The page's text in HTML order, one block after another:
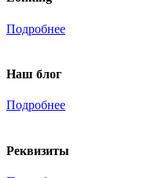
Подробнее
Наш блог
Подробнее
Реквизиты